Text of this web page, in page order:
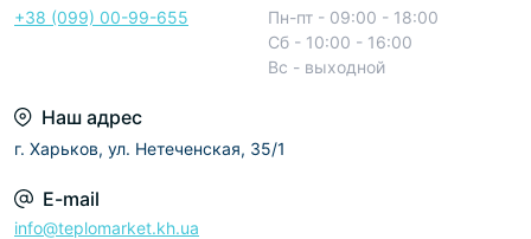
+38 (099) 00-99-655
Пн-пт - 09:00 - 18:00
Сб - 10:00 - 16:00
Вс - выходной
Наш адрес
г. Харьков, ул. Нетеченская, 35/1
E-mail
info@teplomarket.kh.ua